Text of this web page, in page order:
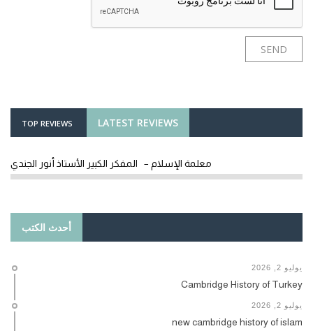
LATEST REVIEWS
TOP REVIEWS
معلمة الإسلام – المفكر الكبير الأستاذ أنور الجندي
أحدث الكتب
يوليو 2, 2026
Cambridge History of Turkey
يوليو 2, 2026
new cambridge history of islam